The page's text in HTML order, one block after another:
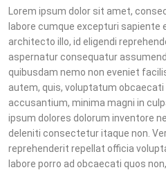
Lorem ipsum dolor sit amet,
labore cumque excepturi sapiente
architecto illo, id eligendi
aspernatur consequatur
quibusdam nemo non eveniet
autem, quis, voluptatum
accusantium, minima magni in
ipsum dolores dolorum inventore
deleniti consectetur itaque non.
reprehenderit repellat officia
labore porro ad obcaecati quos